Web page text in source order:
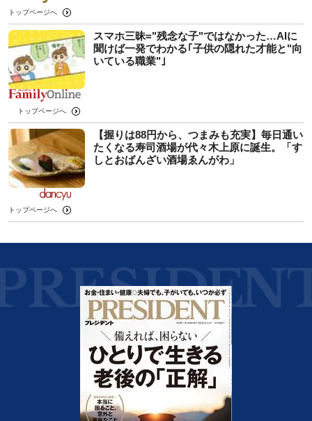
トップページへ
スマホ三昧="残念な子"ではなかった…AIに
聞けば一発でわかる｢子供の隠れた才能と"向
いている職業"｣
トップページへ
【握りは88円から、つまみも充実】毎日通い
たくなる寿司酒場が代々木上原に誕生。「す
しとおばんざい酒場ゑんがわ」
トップページへ